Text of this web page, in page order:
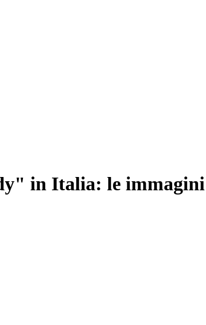
in Italia: le immagini